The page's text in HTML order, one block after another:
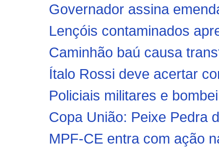
Governador assina
Lençóis contaminados
Caminhão baú causa
Ítalo Rossi deve acertar
Policiais militares e
Copa União: Peixe Pedra
MPF-CE entra com ação